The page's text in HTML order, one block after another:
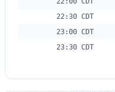
22:30 CDT
23:00 CDT
23:30 CDT